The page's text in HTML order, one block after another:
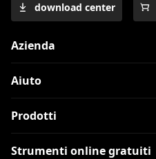
download center
Azienda
Aiuto
Prodotti
Strumenti online gratuiti